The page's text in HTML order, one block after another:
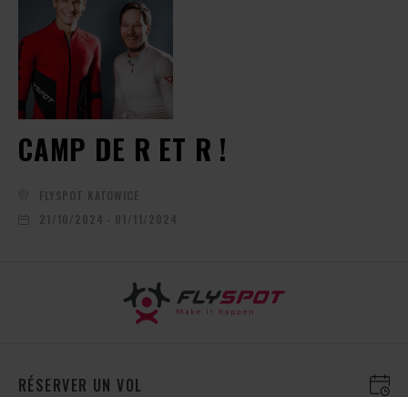
CAMP DE R ET R !
FLYSPOT KATOWICE
21/10/2024 - 01/11/2024
RÉSERVER UN VOL